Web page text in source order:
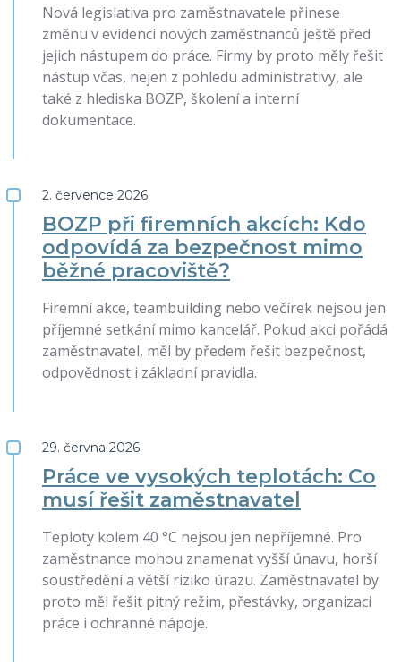
Nová legislativa pro zaměstnavatele přinese
změnu v evidenci nových zaměstnanců ještě před
jejich nástupem do práce. Firmy by proto měly řešit
nástup včas, nejen z pohledu administrativy, ale
také z hlediska BOZP, školení a interní
dokumentace.
2. července 2026
BOZP při firemních akcích: Kdo
odpovídá za bezpečnost mimo
běžné pracoviště?
Firemní akce, teambuilding nebo večírek nejsou jen
příjemné setkání mimo kancelář. Pokud akci pořádá
zaměstnavatel, měl by předem řešit bezpečnost,
odpovědnost i základní pravidla.
29. června 2026
Práce ve vysokých teplotách: Co
musí řešit zaměstnavatel
Teploty kolem 40 °C nejsou jen nepříjemné. Pro
zaměstnance mohou znamenat vyšší únavu, horší
soustředění a větší riziko úrazu. Zaměstnavatel by
proto měl řešit pitný režim, přestávky, organizaci
práce i ochranné nápoje.